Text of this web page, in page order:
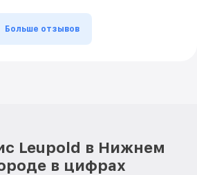
Больше отзывов
Leupold в Нижнем
в цифрах